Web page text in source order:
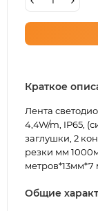
Краткое
Лента
4,4W/m, IP65,
заглушки, 2
резки мм
метров*13мм*7
Общие